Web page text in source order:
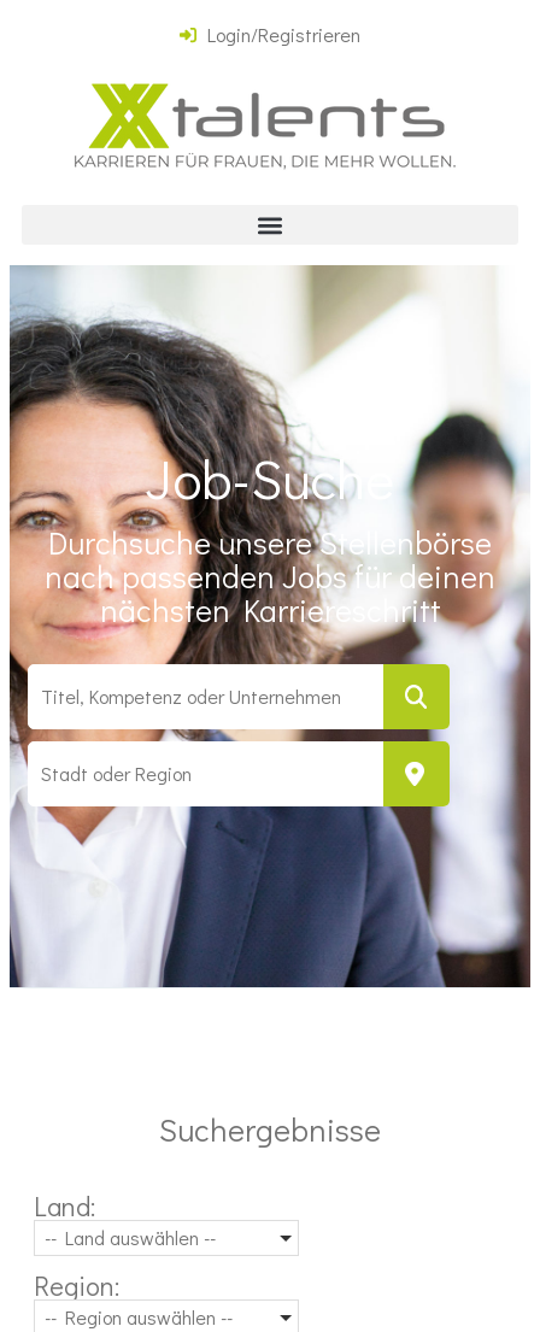
Login/Registrieren
Job-Suche
Durchsuche unsere Stellenbörse
nach passenden Jobs für deinen
nächsten Karriereschritt
Suchergebnisse
Land:
-- Land auswählen --
Region:
-- Region auswählen --